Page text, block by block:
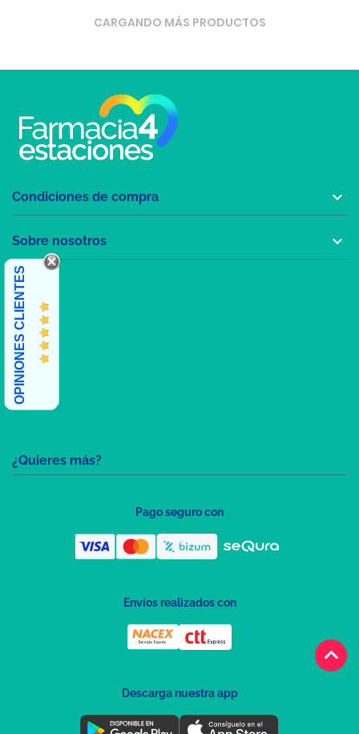
CARGANDO MÁS PRODUCTOS
keyboard_arrow_up
¿Quieres más?
Condiciones de compra 
Sobre nosotros 
OPINIONES CLIENTES
Pago seguro con
Envíos realizados con
Descarga nuestra app